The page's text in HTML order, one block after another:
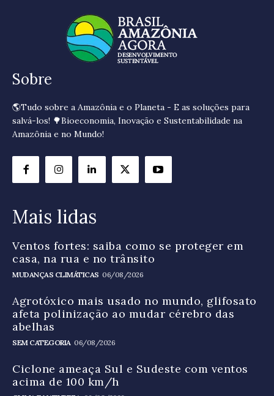
Sobre
🌎Tudo sobre a Amazônia e o Planeta - E as soluções para
salvá-los! 🌳Bioeconomia, Inovação e Sustentabilidade na
Amazônia e no Mundo!
Mais lidas
Ventos fortes: saiba como se proteger em
casa, na rua e no trânsito
MUDANÇAS CLIMÁTICAS 06/08/2026
Agrotóxico mais usado no mundo, glifosato
afeta polinização ao mudar cérebro das
abelhas
SEM CATEGORIA 06/08/2026
Ciclone ameaça Sul e Sudeste com ventos
acima de 100 km/h